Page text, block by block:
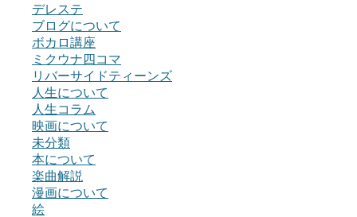
デレステ
ブログについて
ボカロ講座
ミクウナ四コマ
リバーサイドティーンズ
人生について
人生コラム
映画について
未分類
本について
楽曲解説
漫画について
絵